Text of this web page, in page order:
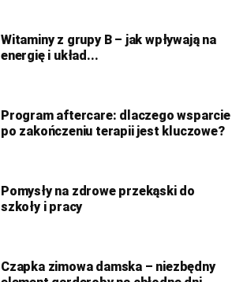
Witaminy z grupy B – jak wpływają na
energię i układ...
Program aftercare: dlaczego wsparcie
po zakończeniu terapii jest kluczowe?
Pomysły na zdrowe przekąski do
szkoły i pracy
Czapka zimowa damska – niezbędny